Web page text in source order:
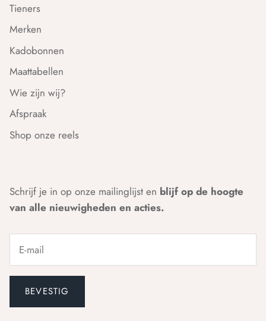
Tieners
Merken
Kadobonnen
Maattabellen
Wie zijn wij?
Afspraak
Shop onze reels
Schrijf je in op onze mailinglijst en blijf op de hoogte
van alle nieuwigheden en acties.
BEVESTIG